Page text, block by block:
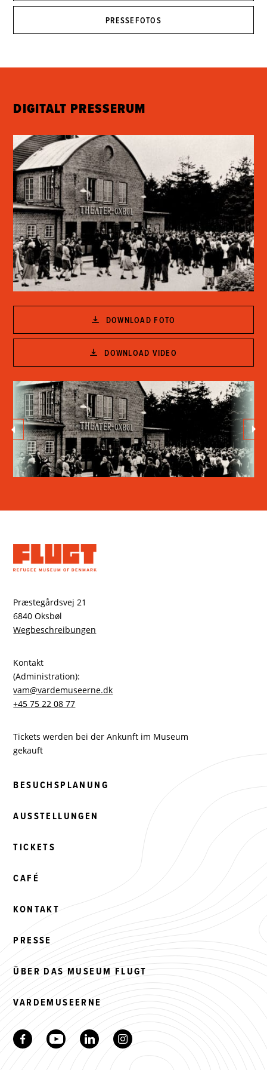
PRESSEFOTOS
DIGITALT PRESSERUM
DOWNLOAD FOTO
DOWNLOAD VIDEO
Præstegårdsvej 21
6840 Oksbøl
Wegbeschreibungen
Kontakt
(Administration):
vam@vardemuseerne.dk
+45 75 22 08 77
Tickets werden bei der Ankunft im Museum
gekauft
BESUCHSPLANUNG
AUSSTELLUNGEN
TICKETS
CAFÉ
KONTAKT
PRESSE
ÜBER DAS MUSEUM FLUGT
VARDEMUSEERNE